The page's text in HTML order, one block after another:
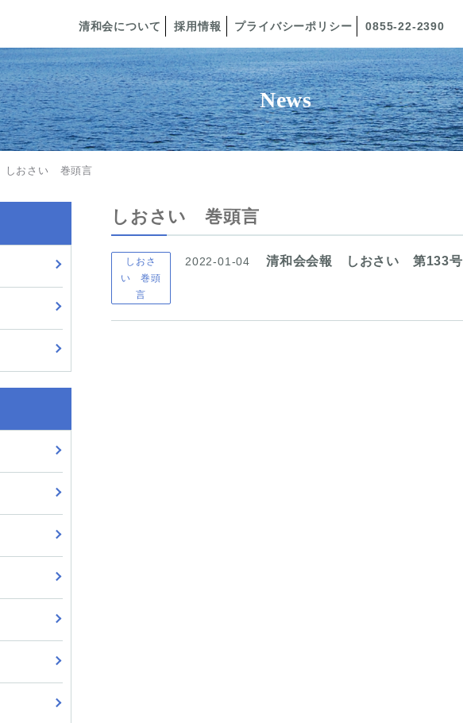
清和会について 採用情報 プライバシーポリシー 0855-22-2390
News
しおさい 巻頭言
しおさい 巻頭言
しおさ
い 巻頭
言
2022-01-04 清和会会報 しおさい 第133号